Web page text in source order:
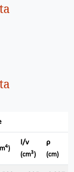
4)
I/v
(cm3)
ρ
(cm)